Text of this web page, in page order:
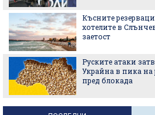
Късните
хотелите в
заетост
Руските атаки
Украйна в пика на
пред блокада